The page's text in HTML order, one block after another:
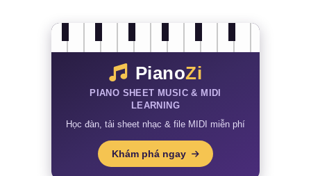
PianoZi
PIANO SHEET MUSIC & MIDI
LEARNING
Học đàn, tải sheet nhạc & file MIDI miễn phí
Khám phá ngay